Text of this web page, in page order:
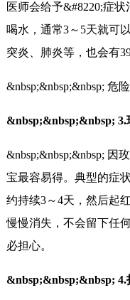
医师会给予&#8220;症
喝水，通常3～5天就可
突炎、肺炎等，也会有
&nbsp;&nbsp;&nbsp;
&nbsp;&nbsp;&nbsp; 3.
&nbsp;&nbsp;&nbsp; 因
宝最容易得。典型的症
约持续3～4天，然后起
慢慢消失，不会留下任
必担心。
&nbsp;&nbsp;&nbsp; 4.